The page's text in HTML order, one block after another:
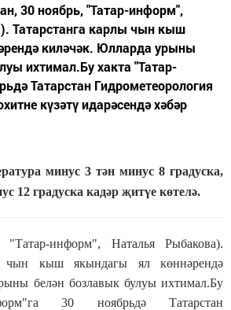
30 ноябрь, "Татар-информ",
Татарстанга карлы чын кыш
киләчәк. Юлларда урыны
ихтимал.Бу хакта "Татар-
Татарстан Гидрометеорология
күзәтү идарәсендә хәбәр
минус 3 тән минус 8 градуска,
12 градуска кадәр җитүе көтелә.
информ", Наталья Рыбакова).
чын кыш якындагы ял көннәрендә
белән бозлавык булуы ихтимал.Бу
30 ноябрьдә Татарстан